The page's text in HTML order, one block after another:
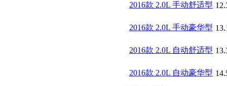
2016款 2.0L 手动舒适型
2016款 2.0L 手动豪华型
2016款 2.0L 自动舒适型
2016款 2.0L 自动豪华型